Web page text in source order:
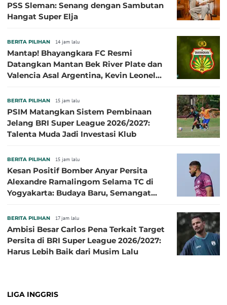
PSS Sleman: Senang dengan Sambutan
Hangat Super Elja
BERITA PILIHAN 14 jam lalu
Mantap! Bhayangkara FC Resmi
Datangkan Mantan Bek River Plate dan
Valencia Asal Argentina, Kevin Leonel
BERITA PILIHAN 15 jam lalu
PSIM Matangkan Sistem Pembinaan
Jelang BRI Super League 2026/2027:
Talenta Muda Jadi Investasi Klub
BERITA PILIHAN 15 jam lalu
Kesan Positif Bomber Anyar Persita
Alexandre Ramalingom Selama TC di
Yogyakarta: Budaya Baru, Semangat
BERITA PILIHAN 17 jam lalu
Ambisi Besar Carlos Pena Terkait Target
Persita di BRI Super League 2026/2027:
Harus Lebih Baik dari Musim Lalu
LIGA INGGRIS